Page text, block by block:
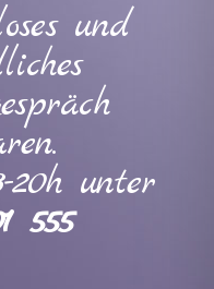
und
20h unter
555